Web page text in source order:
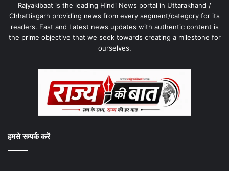
Rajyakibaat is the leading Hindi News portal in Uttarakhand /
Chhattisgarh providing news from every segment/category for its
readers. Fast and Latest news updates with authentic content is
the prime objective that we seek towards creating a milestone for
ourselves.
हमसे सम्पर्क करें